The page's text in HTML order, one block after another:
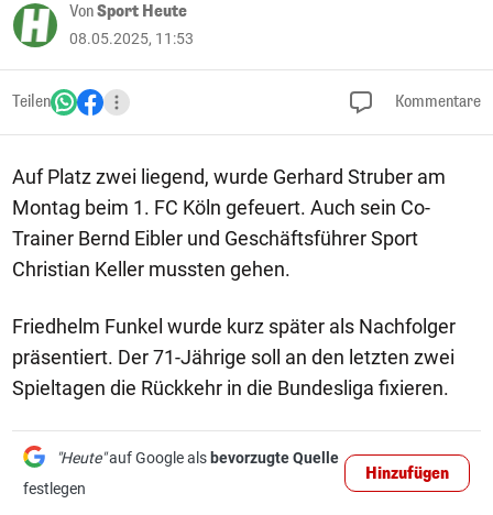
VonSport Heute
08.05.2025, 11:53
Teilen Kommentare
Auf Platz zwei liegend, wurde Gerhard Struber am
Montag beim 1. FC Köln gefeuert. Auch sein Co-
Trainer Bernd Eibler und Geschäftsführer Sport
Christian Keller mussten gehen.
Friedhelm Funkel wurde kurz später als Nachfolger
präsentiert. Der 71-Jährige soll an den letzten zwei
Spieltagen die Rückkehr in die Bundesliga fixieren.
"Heute"auf Google als bevorzugte Quelle
festlegen
Hinzufügen